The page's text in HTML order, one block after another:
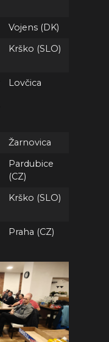
Vojens (DK)
Krško (SLO)
Lovčica
Žarnovica
Pardubice
(CZ)
Krško (SLO)
Praha (CZ)